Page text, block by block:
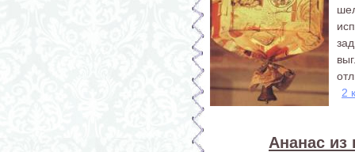
2
Ананас из